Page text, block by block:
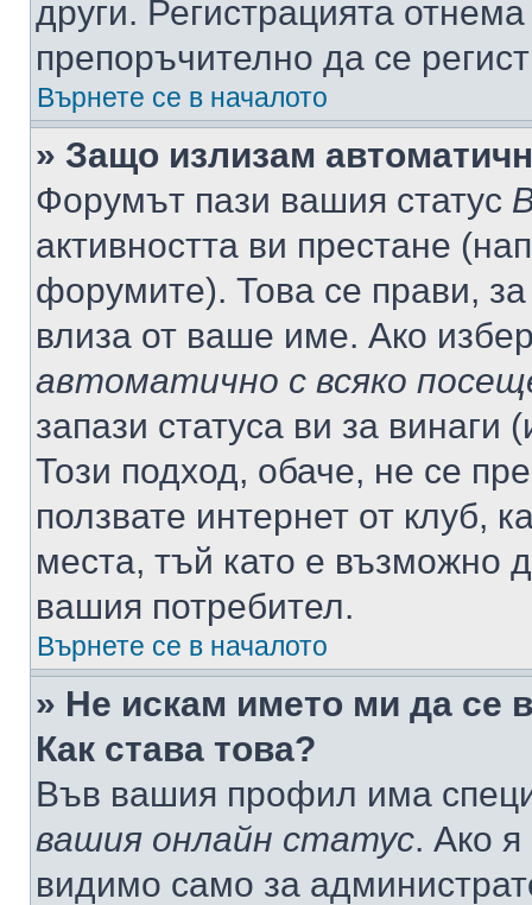
други. Регистрацията
препоръчително да се
Върнете се в началото
» Защо излизам
Форумът пази вашия статус
активността ви престане
форумите). Това се прави,
влиза от ваше име. Ако
автоматично с всяко
запази статуса ви за винаги
Този подход, обаче, не се
ползвате интернет от клуб,
места, тъй като е възможно
вашия потребител.
Върнете се в началото
» Не искам името ми да се
Как става това?
Във вашия профил има
вашия онлайн статус. Ако
видимо само за